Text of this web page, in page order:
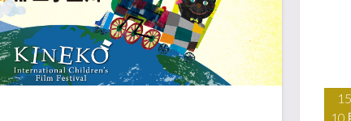
15
10